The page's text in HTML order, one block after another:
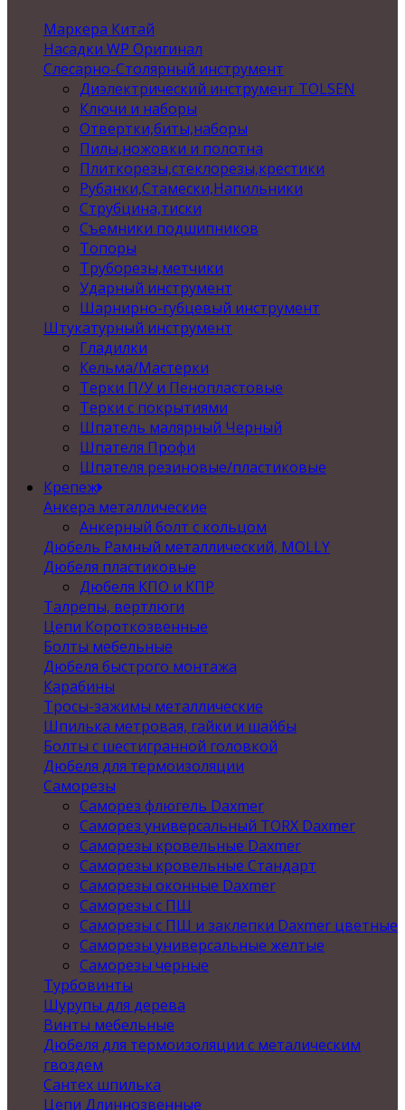
Маркера Китай
Насадки WP Оригинал
Слесарно-Столярный инструмент
Диэлектрический инструмент TOLSEN
Ключи и наборы
Отвертки,биты,наборы
Пилы,ножовки и полотна
Плиткорезы,стеклорезы,крестики
Рубанки,Стамески,Напильники
Струбцина,тиски
Съемники подшипников
Топоры
Труборезы,метчики
Ударный инструмент
Шарнирно-губцевый инструмент
Штукатурный инструмент
Гладилки
Кельма/Мастерки
Терки П/У и Пенопластовые
Терки с покрытиями
Шпатель малярный Черный
Шпателя Профи
Шпателя резиновые/пластиковые
Крепеж
Анкера металлические
Анкерный болт с кольцом
Дюбель Рамный металлический, MOLLY
Дюбеля пластиковые
Дюбеля КПО и КПР
Талрепы, вертлюги
Цепи Короткозвенные
Болты мебельные
Дюбеля быстрого монтажа
Карабины
Тросы-зажимы металлические
Шпилька метровая, гайки и шайбы
Болты с шестигранной головкой
Дюбеля для термоизоляции
Саморезы
Саморез флюгель Daxmer
Саморез универсальный TORX Daxmer
Саморезы кровельные Daxmer
Саморезы кровельные Стандарт
Саморезы оконные Daxmer
Саморезы с ПШ
Саморезы с ПШ и заклепки Daxmer цветные
Саморезы универсальные желтые
Саморезы черные
Турбовинты
Шурупы для дерева
Винты мебельные
Дюбеля для термоизоляции с металическим
гвоздем
Сантех шпилька
Цепи Длиннозвенные